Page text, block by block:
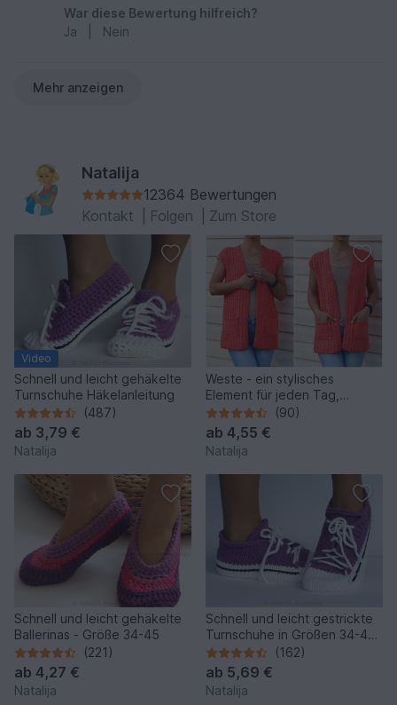
War diese Bewertung hilfreich?
Ja
Nein
Mehr anzeigen
Natalija
12364 Bewertungen
Kontakt
Folgen Zum Store
Video
Schnell und leicht gehäkelte
Turnschuhe Häkelanleitung
(487)
ab 3,79 €
Natalija
Weste - ein stylisches
Element für jeden Tag,
Häkelanleitung mit
Häkelschrift in Gr. 32 bis 52+
(90)
ab 4,55 €
Natalija
Schnell und leicht gehäkelte
Ballerinas - Größe 34-45
(221)
ab 4,27 €
Natalija
Schnell und leicht gestrickte
Turnschuhe in Größen 34-45,
Strickanleitung für 2 Designs
(162)
ab 5,69 €
Natalija